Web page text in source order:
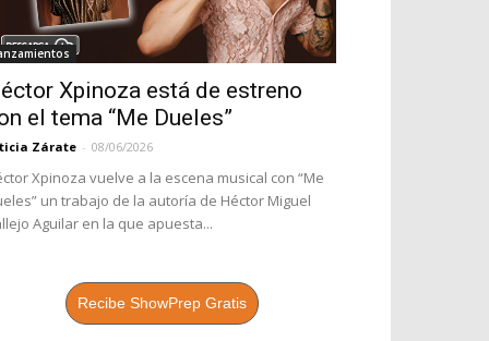
Xpinoza está de estreno
el tema “Me Dueles”
Zárate - 08/06/2026
Xpinoza vuelve a la escena musical con “Me
un trabajo de la autoría de Héctor Miguel
Aguilar en la que apuesta...
Recibe ShowPrep Gratis